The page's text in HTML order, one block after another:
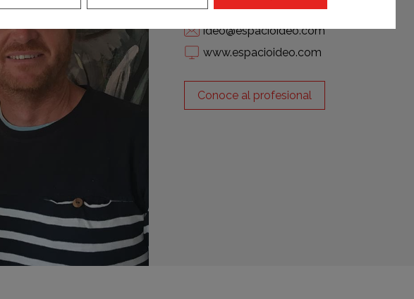
961 323 848
ideo@espacioideo.com
www.espacioideo.com
Conoce al profesional